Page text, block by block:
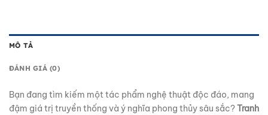
MÔ TẢ
ĐÁNH GIÁ (0)
Bạn đang tìm kiếm một tác phẩm nghệ thuật độc đáo, mang
đậm giá trị truyền thống và ý nghĩa phong thủy sâu sắc?Tranh